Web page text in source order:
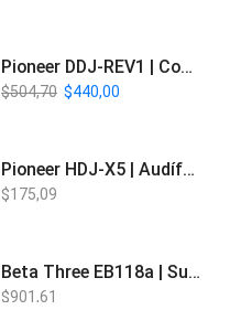
Pioneer DDJ-REV1 | Controlador DJ de 2 canales estilo Scratch
$504,70 $440,00
Pioneer HDJ-X5 | Audífonos para DJ
$175,09
Beta Three EB118a | Sub Bajo Activo
$901,61